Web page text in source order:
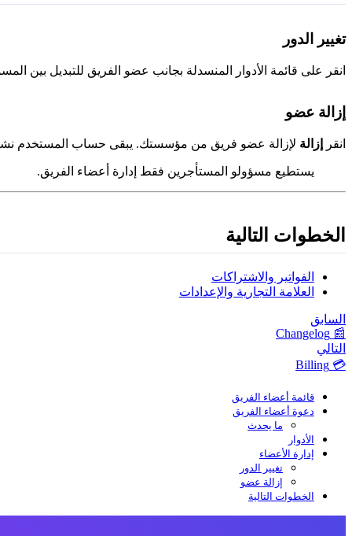
تغيير الدور
انقر على قائمة الأدوار المنسدلة بجانب عضو الفريق للتبديل بين
إزالة عضو
انقر إزالة لإزالة عضو فريق من مؤسستك. يبقى حساب المستخدم
يستطيع مسؤولو المستأجرين فقط إدارة أعضاء الفريق.
الخطوات التالية
الفواتير والاشتراكات
العلامة التجارية والإعدادات
السابق
📰 Changelog
التالي
💳 Billing
قائمة أعضاء الفريق
دعوة أعضاء الفريق
ما يحدث
الأدوار
إدارة الأعضاء
تغيير الدور
إزالة عضو
الخطوات التالية